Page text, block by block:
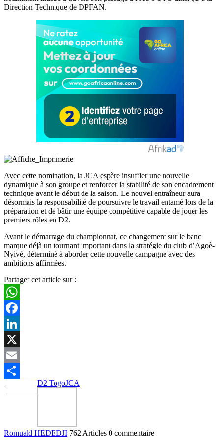
Direction Technique de DPFAN.
Avec cette nomination, la JCA espère insuffler une nouvelle
dynamique à son groupe et renforcer la stabilité de son encadrement
technique avant le début de la saison. Le nouvel entraîneur aura
désormais la responsabilité de poursuivre le travail entamé lors de la
préparation et de bâtir une équipe compétitive capable de jouer les
premiers rôles en D2.
Avant le démarrage du championnat, ce changement sur le banc
marque déjà un tournant important dans la stratégie du club d’Agoè-
Nyivé, déterminé à aborder cette nouvelle campagne avec des
ambitions affirmées.
Partager cet article sur :
WhatsApp
Facebook
LinkedIn
X
Email
Partager
D2 TogoJCA
Romuald HEDEDJI 762 Articles 0 commentaire